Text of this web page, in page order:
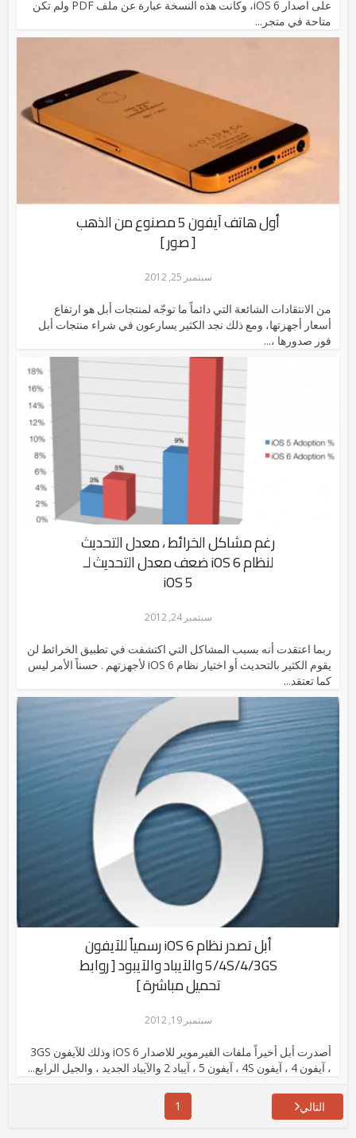
على اصدار iOS 6، وكانت هذه النسخة عبارة عن ملف PDF ولم تكن
متاحة في متجر...
أول هاتف آيفون 5 مصنوع من الذهب
[ صور ]
سبتمبر 25, 2012
من الانتقادات الشائعة التي دائماً ما توجّه لمنتجات أبل هو ارتفاع
أسعار أجهزتها، ومع ذلك نجد الكثير يسارعون في شراء منتجات أبل
فور صدورها ،...
رغم مشاكل الخرائط ، معدل التحديث
لنظام iOS 6 ضعف معدل التحديث لـ
iOS 5
سبتمبر 24, 2012
ربما اعتقدت أنه بسبب المشاكل التي اكتشفت في تطبيق الخرائط لن
يقوم الكثير بالتحديث أو اختيار نظام iOS 6 لأجهزتهم . حسناً الأمر ليس
كما تعتقد...
أبل تصدر نظام iOS 6 رسمياً للآيفون
5/4S/4/3GS والآيباد والآيبود [ روابط
تحميل مباشرة ]
سبتمبر 19, 2012
أصدرت أبل أخيراً ملفات الفيرموير للاصدار iOS 6 وذلك للآيفون 3GS
، آيفون 4 ، آيفون 4S ، آيفون 5 ، آيباد 2 والآيباد الجديد ، والجيل الرابع...
1 التالي